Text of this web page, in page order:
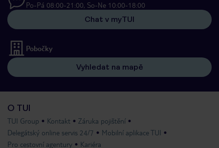
Po-Pá 08:00-21:00, So-Ne 10:00-18:00
Chat v myTUI
Pobočky
Vyhledat na mapě
O TUI
TUI Group Kontakt
Záruka pojištění
Delegátský online servis 24/7
Mobilní aplikace TUI
Pro cestovní agentury
Kariéra